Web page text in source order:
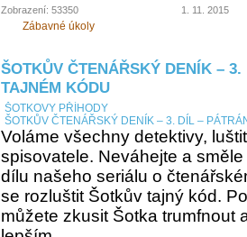
Zobrazení: 53350 1. 11. 2015
Zábavné úkoly
ŠOTKŮV ČTENÁŘSKÝ DENÍK –
TAJNÉM KÓDU
ŠOTKOVY PŘÍHODY
ŠOTKŮV ČTENÁŘSKÝ DENÍK – 3. DÍL –
Voláme všechny detektivy,
spisovatele. Neváhejte a
dílu našeho seriálu o
se rozluštit Šotkův tajný kód.
můžete zkusit Šotka trumfnout